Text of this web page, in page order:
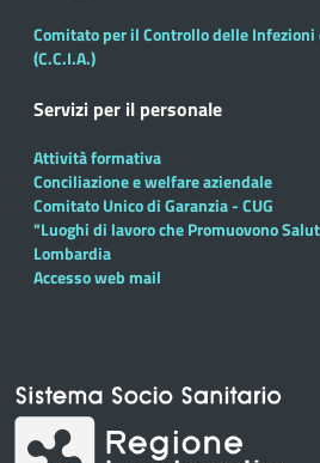
Comitato per il Controllo delle Infezioni
(C.C.I.A.)
Servizi per il personale
Attività formativa
Conciliazione e welfare aziendale
Comitato Unico di Garanzia - CUG
"Luoghi di lavoro che Promuovono
Lombardia
Accesso web mail